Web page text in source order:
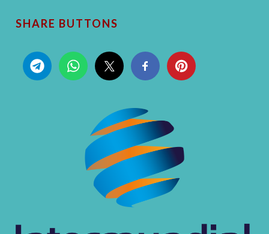
SHARE BUTTONS